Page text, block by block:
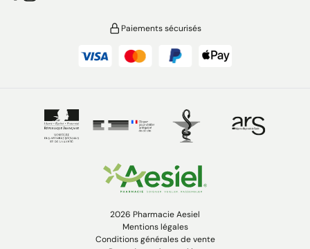
Paiements sécurisés
2026 Pharmacie Aesiel
Mentions légales
Conditions générales de vente